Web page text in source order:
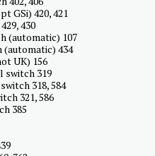
GSi) 420, 421
430
(automatic) 107
(automatic) 434
UK) 156
switch 319
318, 584
321, 586
385